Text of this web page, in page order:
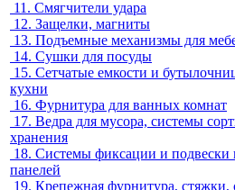
11. Смягчители удара
12. Защелки, магниты
13. Подъемные механизмы для
14. Сушки для посуды
15. Сетчатые емкости и
кухни
16. Фурнитура для ванных комнат
17. Ведра для мусора, системы
хранения
18. Системы фиксации и подвески
панелей
19. Крепежная фурнитура, стяжки,